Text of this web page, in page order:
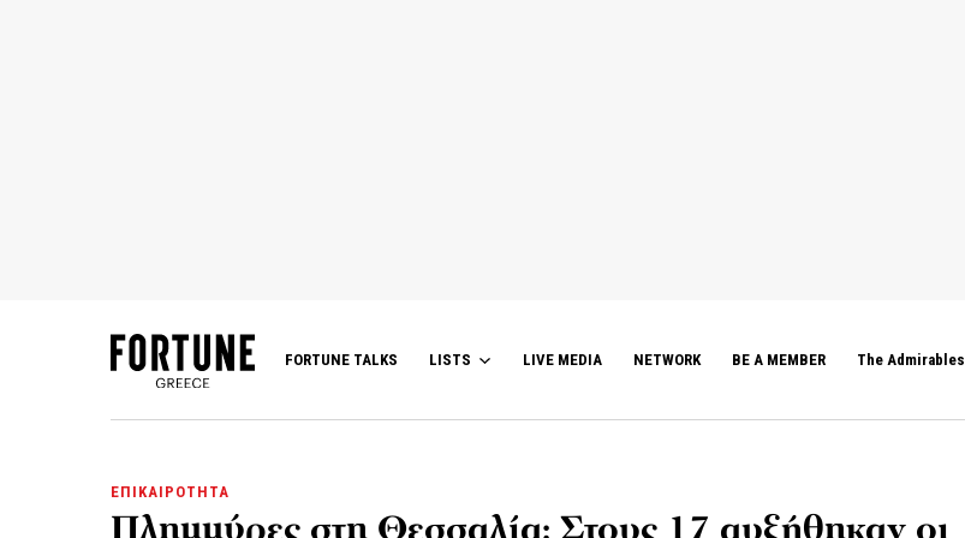
FORTUNE TALKS LISTS LIVE MEDIA NETWORK BE A MEMBER The Admirables
ΕΠΙΚΑΙΡΟΤΗΤΑ